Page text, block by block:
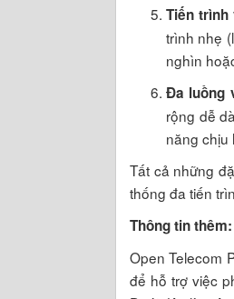
Tiến trình
trình nhẹ
nghìn
Đa luồng
rộng dễ
năng chịu
Tất cả những
thống đa tiến
Thông tin
Open Telecom
để hỗ trợ việc